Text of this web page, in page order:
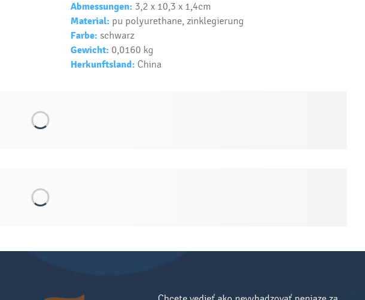
Abmessungen: 3,2 x 10,3 x 1,4cm
Material: pu polyurethane, zinklegierung
Farbe: schwarz
Gewicht: 0,0160 kg
Herkunftsland: China